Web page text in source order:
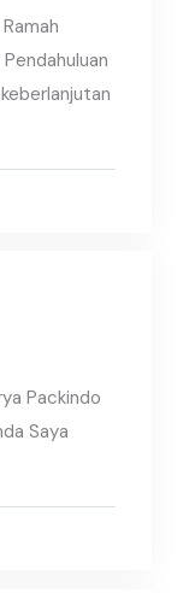
Packindo
Saya